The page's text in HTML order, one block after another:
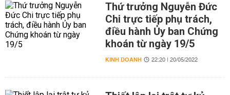
Thứ trưởng Nguyễn Đức
Chi trực tiếp phụ trách,
điều hành Ủy ban Chứng
khoán từ ngày 19/5
KINH DOANH 22:20 | 20/05/2022